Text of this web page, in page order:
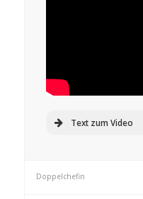
Text zum Video
Doppelchefin